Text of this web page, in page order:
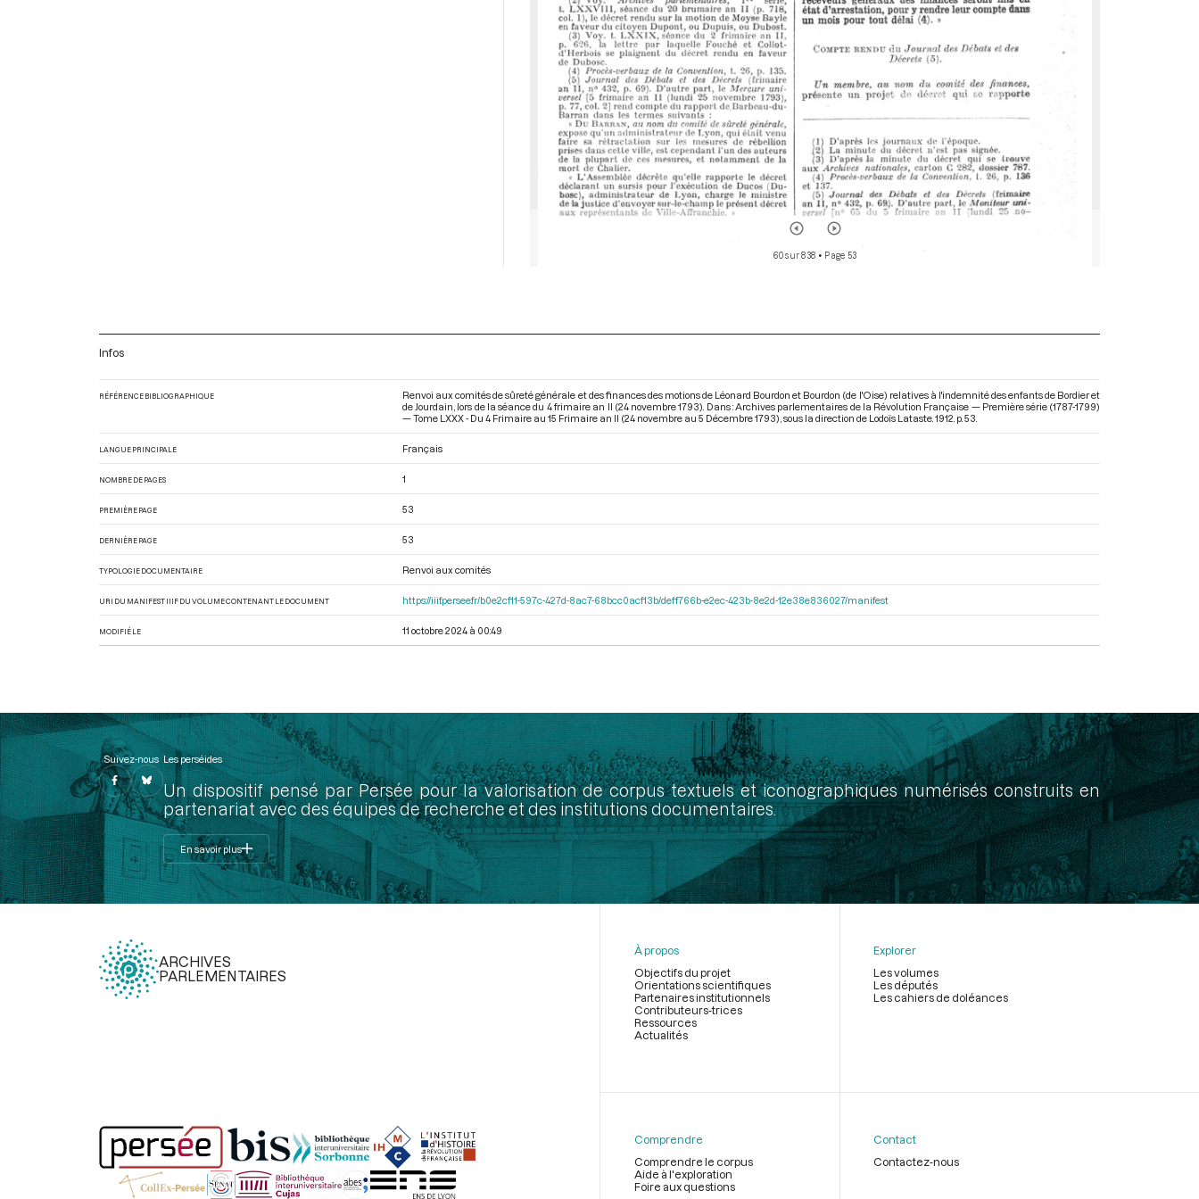
60 sur 838 • Page 53
Infos
RÉFÉRENCE BIBLIOGRAPHIQUE
Renvoi aux comités de sûreté générale et des finances des motions de Léonard Bourdon et Bourdon (de l'Oise) relatives à l'indemnité des enfants de Bordier et
de Jourdain, lors de la séance du 4 frimaire an II (24 novembre 1793). Dans : Archives parlementaires de la Révolution Française — Première série (1787-1799)
— Tome LXXX - Du 4 Frimaire au 15 Frimaire an II (24 novembre au 5 Décembre 1793) , sous la direction de Lodoïs Lataste. 1912. p. 53.
LANGUE PRINCIPALE Français
NOMBRE DE PAGES 1
PREMIÈRE PAGE 53
DERNIÈRE PAGE 53
TYPOLOGIE DOCUMENTAIRE Renvoi aux comités
URI DU MANIFEST IIIF DU VOLUME CONTENANT LE DOCUMENT https://iiif.persee.fr/b0e2cf11-597c-427d-8ac7-68bcc0acf13b/deff766b-e2ec-423b-8e2d-12e38e836027/manifest
MODIFIÉ LE 11 octobre 2024 à 00:49
Suivez-nous Les perséides
Un dispositif pensé par Persée pour la valorisation de corpus textuels et iconographiques numérisés construits en
partenariat avec des équipes de recherche et des institutions documentaires.
En savoir plus
ARCHIVES
PARLEMENTAIRES
page
À propos
Objectifs du projet
Orientations scientifiques
Partenaires institutionnels
Contributeurs-trices
Ressources
Actualités
Explorer
Les volumes
Les députés
Les cahiers de doléances
Comprendre
Comprendre le corpus
Aide à l'exploration
Foire aux questions
Contact
Contactez-nous